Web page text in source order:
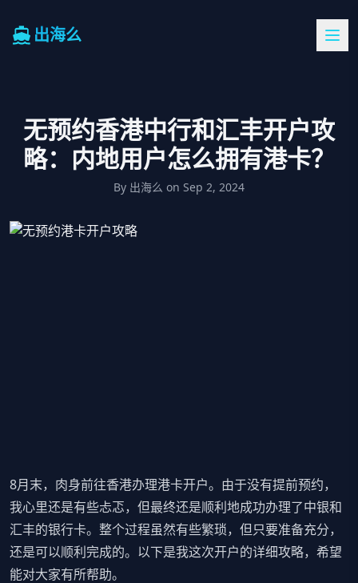
出海么
无预约香港中行和汇丰开户攻
略：内地用户怎么拥有港卡？
By 出海么 on Sep 2, 2024
8月末，肉身前往香港办理港卡开户。由于没有提前预约，
我心里还是有些忐忑，但最终还是顺利地成功办理了中银和
汇丰的银行卡。整个过程虽然有些繁琐，但只要准备充分，
还是可以顺利完成的。以下是我这次开户的详细攻略，希望
能对大家有所帮助。